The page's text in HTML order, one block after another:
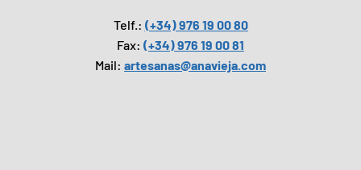
Telf.: (+34) 976 19 00 80
Fax: (+34) 976 19 00 81
Mail: artesanas@anavieja.com